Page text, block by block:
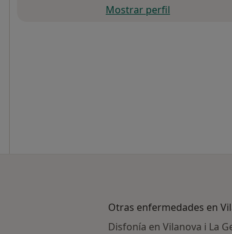
Mostrar perfil
Otras enfermedades en
Disfonía en Vilanova i La